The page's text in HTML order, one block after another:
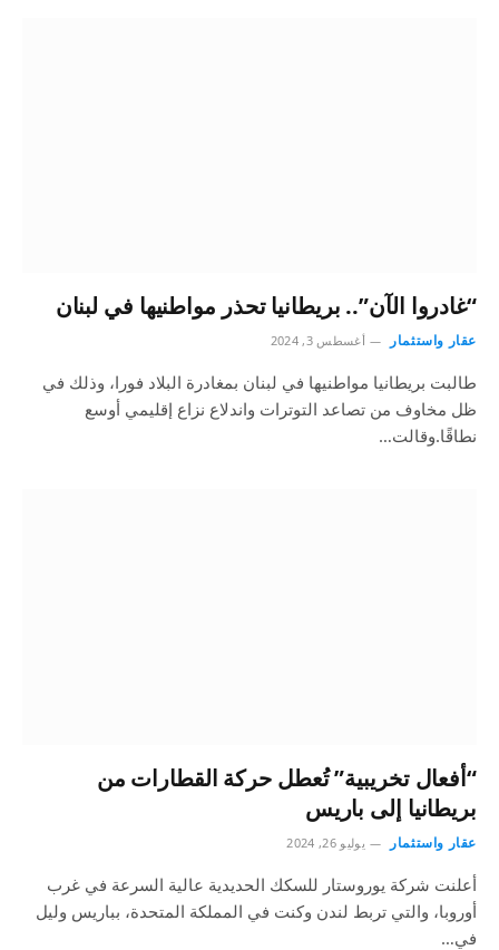
“غادروا الآن”.. بريطانيا تحذر مواطنيها في لبنان
عقار واستثمار أغسطس 3, 2024
طالبت بريطانيا مواطنيها في لبنان بمغادرة البلاد فورا، وذلك في
ظل مخاوف من تصاعد التوترات واندلاع نزاع إقليمي أوسع
نطاقًا.وقالت…
“أفعال تخريبية” تُعطل حركة القطارات من
بريطانيا إلى باريس
عقار واستثمار يوليو 26, 2024
أعلنت شركة يوروستار للسكك الحديدية عالية السرعة في غرب
أوروبا، والتي تربط لندن وكنت في المملكة المتحدة، بباريس وليل
في…